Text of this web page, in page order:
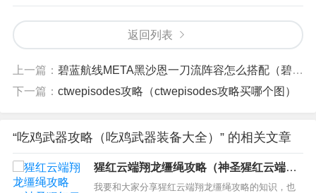
返回列表
上一篇： 碧蓝航线META黑沙恩一刀流阵容怎么搭配（碧蓝航线肝罗恩阵容）
下一篇： ctwepisodes攻略（ctwepisodes攻略买哪个图）
“吃鸡武器攻略（吃鸡武器装备大全）” 的相关文章
猩红云端翔龙缰绳攻略（神圣猩红云端翔
龙缰绳怎么获得）
我要和大家分享猩红云端翔龙缰绳攻略的知识，也